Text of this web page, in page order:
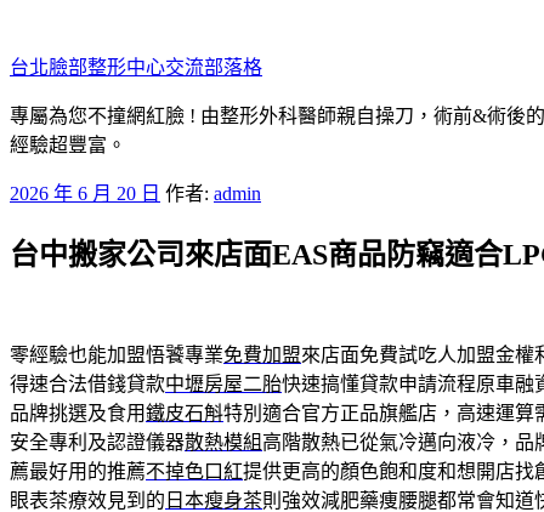
至
主
要
內
台北臉部整形中心交流部落格
專屬為您不撞網紅臉 ! 由整形外科醫師親自操刀，術前&術後
經驗超豐富。
發
於
2026 年 6 月 20 日 作者: admin
台中搬家公司來店面EAS商品防竊適合
零經驗也能加盟悟饕專業免費加盟來店面免費試吃人加盟金權
得速合法借錢貸款中壢房屋二胎快速搞懂貸款申請流程原車融
品牌挑選及食用鐵皮石斛特別適合官方正品旗艦店，高速運算
安全專利及認證儀器散熱模組高階散熱已從氣冷邁向液冷，品
薦最好用的推薦不掉色口紅提供更高的顏色飽和度和想開店找
眼表茶療效見到的 日本瘦身茶則強效減肥藥痩腰腿都常會知道